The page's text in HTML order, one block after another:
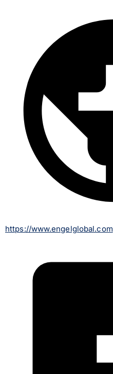
https://www.engelglobal.com